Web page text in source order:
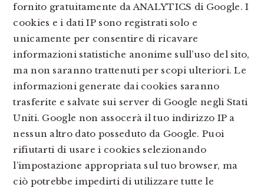
fornito gratuitamente da ANALYTICS di Google. I
cookies e i dati IP sono registrati solo e
unicamente per consentire di ricavare
informazioni statistiche anonime sull’uso del sito,
ma non saranno trattenuti per scopi ulteriori. Le
informazioni generate dai cookies saranno
trasferite e salvate sui server di Google negli Stati
Uniti. Google non assocerà il tuo indirizzo IP a
nessun altro dato posseduto da Google. Puoi
rifiutarti di usare i cookies selezionando
l’impostazione appropriata sul tuo browser, ma
ciò potrebbe impedirti di utilizzare tutte le